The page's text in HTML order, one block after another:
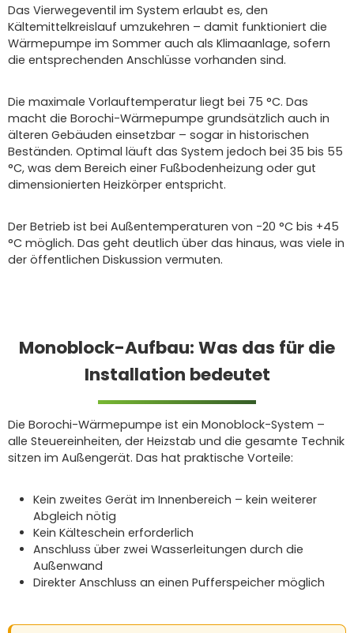
Das Vierwegeventil im System erlaubt es, den
Kältemittelkreislauf umzukehren – damit funktioniert die
Wärmepumpe im Sommer auch als Klimaanlage, sofern
die entsprechenden Anschlüsse vorhanden sind.
Die maximale Vorlauftemperatur liegt bei 75 °C. Das
macht die Borochi-Wärmepumpe grundsätzlich auch in
älteren Gebäuden einsetzbar – sogar in historischen
Beständen. Optimal läuft das System jedoch bei 35 bis 55
°C, was dem Bereich einer Fußbodenheizung oder gut
dimensionierten Heizkörper entspricht.
Der Betrieb ist bei Außentemperaturen von -20 °C bis +45
°C möglich. Das geht deutlich über das hinaus, was viele in
der öffentlichen Diskussion vermuten.
Monoblock-Aufbau: Was das für die
Installation bedeutet
Die Borochi-Wärmepumpe ist ein Monoblock-System –
alle Steuereinheiten, der Heizstab und die gesamte Technik
sitzen im Außengerät. Das hat praktische Vorteile:
Kein zweites Gerät im Innenbereich – kein weiterer
Abgleich nötig
Kein Kälteschein erforderlich
Anschluss über zwei Wasserleitungen durch die
Außenwand
Direkter Anschluss an einen Pufferspeicher möglich